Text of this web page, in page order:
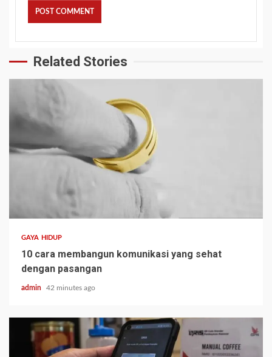
Related Stories
GAYA HIDUP
10 cara membangun komunikasi yang sehat
dengan pasangan
admin 42 minutes ago